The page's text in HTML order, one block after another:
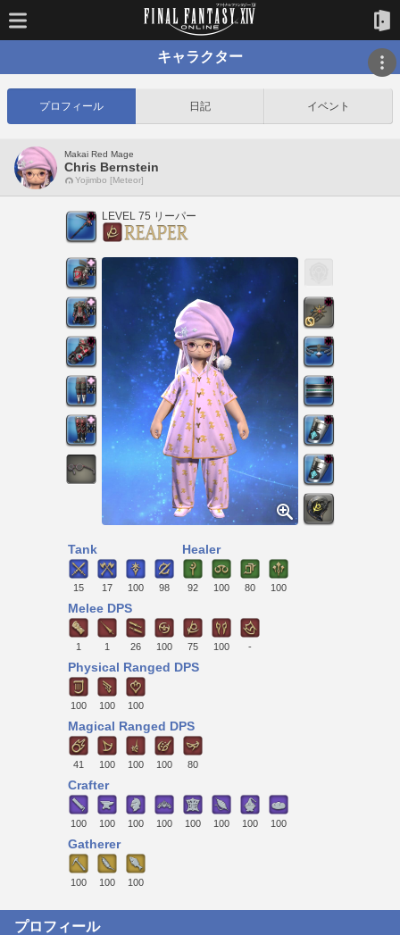
キャラクター
プロフィール 日記 イベント
Makai Red Mage
Chris Bernstein
Yojimbo [Meteor]
LEVEL 75 リーパー
Tank
15 17 100 98
Healer
92 100 80 100
Melee DPS
1 1 26 100 75 100 -
Physical Ranged DPS
100 100 100
Magical Ranged DPS
41 100 100 100 80
Crafter
100 100 100 100 100 100 100 100
Gatherer
100 100 100
プロフィール